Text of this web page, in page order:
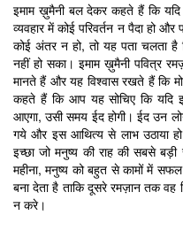
इमाम ख़ुमैनी बल देकर कहते हैं कि यदि
व्यवहार में कोई परिवर्तन न पैदा हो
कोई अंतर न हो, तो यह पता चलता है
नहीं हो सका। इमाम ख़ुमैनी पवित्र
मानते हैं और यह विश्वास रखते हैं कि
कहते हैं कि आप यह सोचिए कि यदि
आएगा, उसी समय ईद होगी। ईद उन
गये और इस आथित्य से लाभ उठाया
इच्छा जो मनुष्य की राह की सबसे
महीना, मनुष्य को बहुत से कामों में
बना देता है ताकि दूसरे रमज़ान तक
न करे।